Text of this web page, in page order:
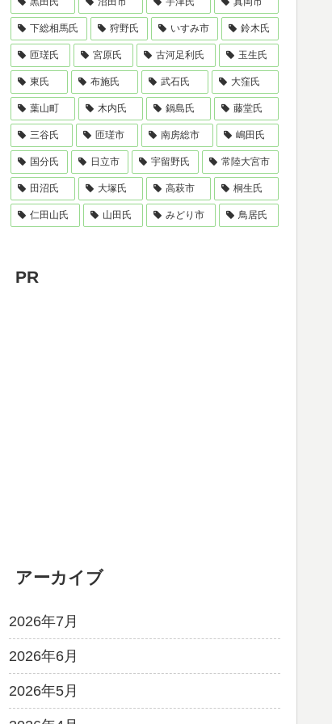
下総相馬氏 狩野氏 いすみ市 鈴木氏
匝瑳氏 宮原氏 古河足利氏 玉生氏
東氏 布施氏 武石氏 大窪氏
葉山町 木内氏 鍋島氏 藤堂氏
三谷氏 匝瑳市 南房総市 嶋田氏
国分氏 日立市 宇留野氏 常陸大宮市
田沼氏 大塚氏 高萩市 桐生氏
仁田山氏 山田氏 みどり市 鳥居氏
PR
アーカイブ
2026年7月
2026年6月
2026年5月